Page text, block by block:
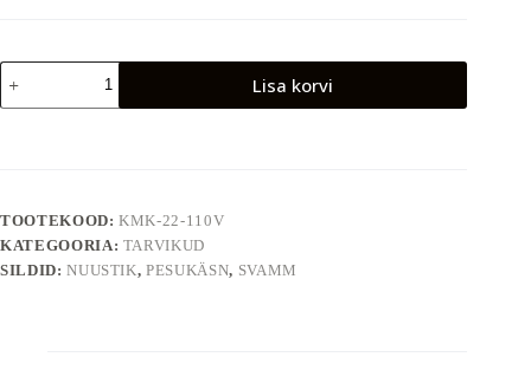
Küürimiskäsn
soonega
14X7X4
Lisa korvi
TOOTEKOOD:KMK-22-110V
KATEGOORIA: TARVIKUD
SILDID:NUUSTIK,PESUKÄSN, SVAMM